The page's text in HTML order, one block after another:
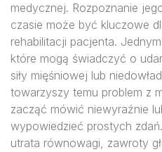
medycznej. Rozpoznanie
czasie może być kluczowe
rehabilitacji pacjenta.
które mogą świadczyć o
siły mięśniowej lub
towarzyszy temu problem z
zacząć mówić niewyraźnie
wypowiedzieć prostych
utrata równowagi, zawroty